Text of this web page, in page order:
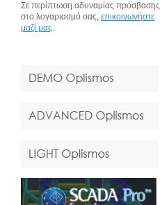
Σε περίπτωση αδυναμίας πρόσβασης
στο λογαριασμό σας, επικοινωνήστε
μαζί μας.